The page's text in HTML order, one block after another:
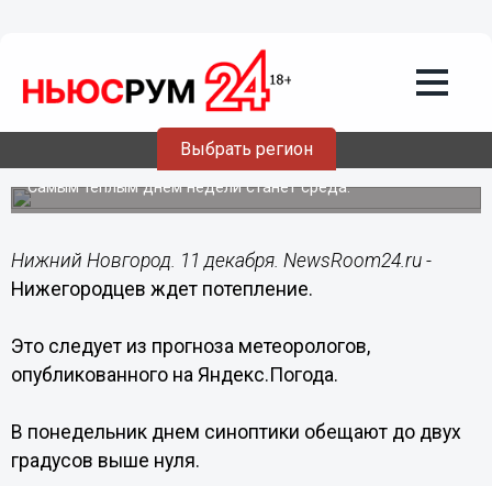
Выбрать регион
Общество
Нижегородцев ждет потепление
Самым теплым днем недели станет среда.
Нижний Новгород. 11 декабря. NewsRoom24.ru -
Нижегородцев ждет потепление.
Это следует из прогноза метеорологов,
опубликованного на Яндекс.Погода.
В понедельник днем синоптики обещают до двух
градусов выше нуля.